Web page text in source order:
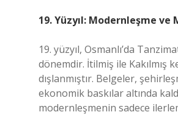
19. Yüzyıl: Modernleşme
19. yüzyıl, Osmanlı’da
dönemdir. İtilmiş ile
dışlanmıştır. Belgeler,
ekonomik baskılar altında
modernleşmenin sadece